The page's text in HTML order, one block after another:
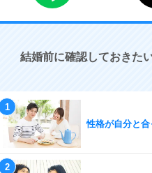
結婚前に確認しておきた
性格が自分と合